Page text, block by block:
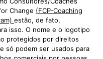
Change (FCP-Coaching
estão, de fato,
isso. O nome e o logotipo
protegidos por direitos
só podem ser usados para